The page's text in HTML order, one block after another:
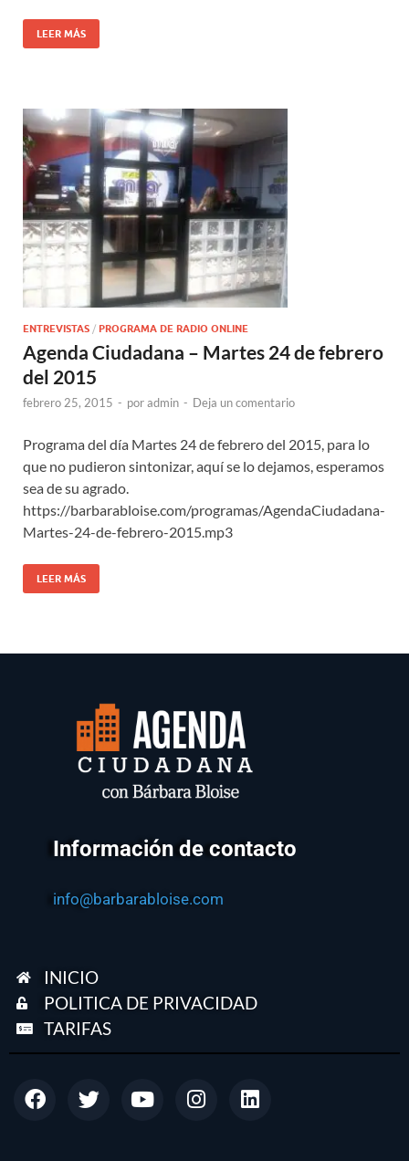
LEER MÁS
ENTREVISTAS / PROGRAMA DE RADIO ONLINE
Agenda Ciudadana – Martes 24 de febrero
del 2015
febrero 25, 2015 - poradmin - Deja un comentario
Programa del día Martes 24 de febrero del 2015, para lo
que no pudieron sintonizar, aquí se lo dejamos, esperamos
sea de su agrado.
https://barbarabloise.com/programas/AgendaCiudadana-
Martes-24-de-febrero-2015.mp3
LEER MÁS
Información de contacto
info@barbarabloise.com
INICIO
POLITICA DE PRIVACIDAD
TARIFAS